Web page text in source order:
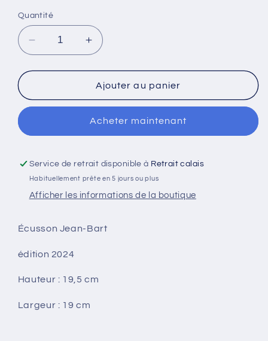
Quantité
Réduire
la
quantité
Ecusson
2024
Augmenter
la
quantité
de
Ecusson
Bart
2024
Ajouter au panier
Acheter maintenant
Service de retrait disponible à Retrait calais
Habituellement prête en 5 jours ou plus
Afficher les informations de la boutique
Écusson Jean-Bart
édition 2024
Hauteur : 19,5 cm
Largeur : 19 cm